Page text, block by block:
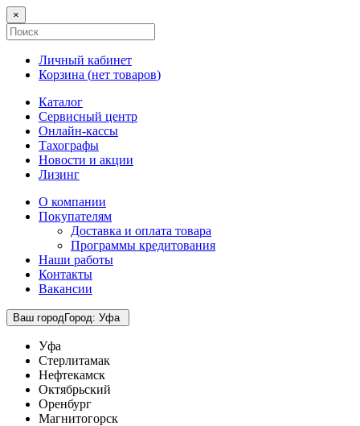
×
Личный кабинет
Корзина (нет товаров)
Каталог
Сервисный центр
Онлайн-кассы
Тахографы
Новости и акции
Лизинг
О компании
Покупателям
Доставка и оплата товара
Программы кредитования
Наши работы
Контакты
Вакансии
Ваш городГород: Уфа
Уфа
Стерлитамак
Нефтекамск
Октябрьский
Оренбург
Магнитогорск